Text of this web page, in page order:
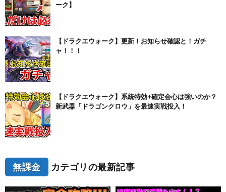
ーク】
【ドラクエウォーク】更新！お知らせ確認と！ガチ
ャ！！！
【ドラクエウォーク】系統特効+確定会心は強いのか？
新武器「ドラゴンクロウ」を最速実戦投入！
無課金 カテゴリの最新記事